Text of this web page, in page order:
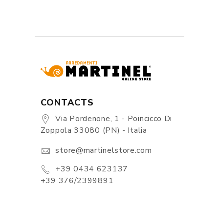
CONTACTS
Via Pordenone, 1 - Poincicco Di
Zoppola 33080 (PN) - Italia
store@martinelstore.com
+39 0434 623137
+39 376/2399891